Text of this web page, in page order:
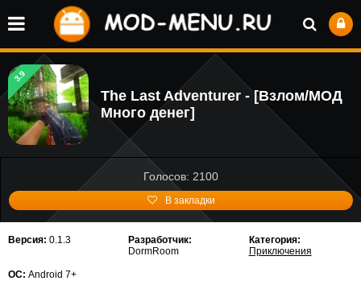
3.9
The Last Adventurer - [Взлом/МОД
Много денег]
Голосов: 2100
В закладки
Версия: 0.1.3
Разработчик:
DormRoom
Категория:
Приключения
ОС: Android 7+